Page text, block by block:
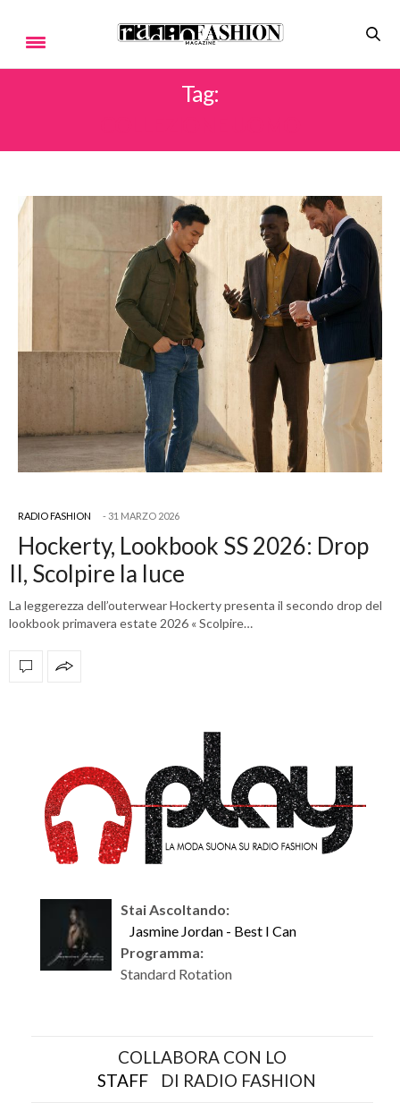
Tag:
RADIO FASHION 31 MARZO 2026
Hockerty, Lookbook SS 2026: Drop
II, Scolpire la luce
La leggerezza dell’outerwear Hockerty presenta il secondo drop del
lookbook primavera estate 2026 « Scolpire…
Stai Ascoltando:
Jasmine Jordan - Best I Can
Programma:
Standard Rotation
COLLABORA CON LO
STAFF
DI RADIO FASHION